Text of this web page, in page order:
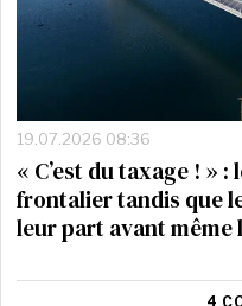
19.07.2026 08:36
« C’est du taxage ! »
frontalier tandis que
leur part avant même
4